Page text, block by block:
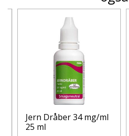
Jern Dråber 34 mg/ml
25 ml